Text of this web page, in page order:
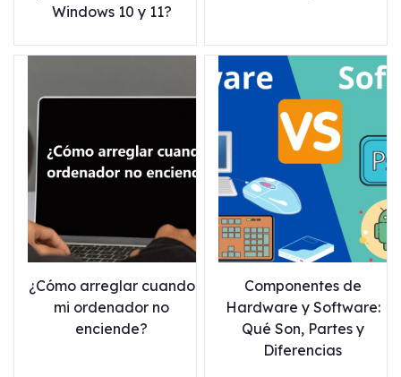
Windows 10 y 11?
¿Cómo arreglar cuando
mi ordenador no
enciende?
Componentes de
Hardware y Software:
Qué Son, Partes y
Diferencias